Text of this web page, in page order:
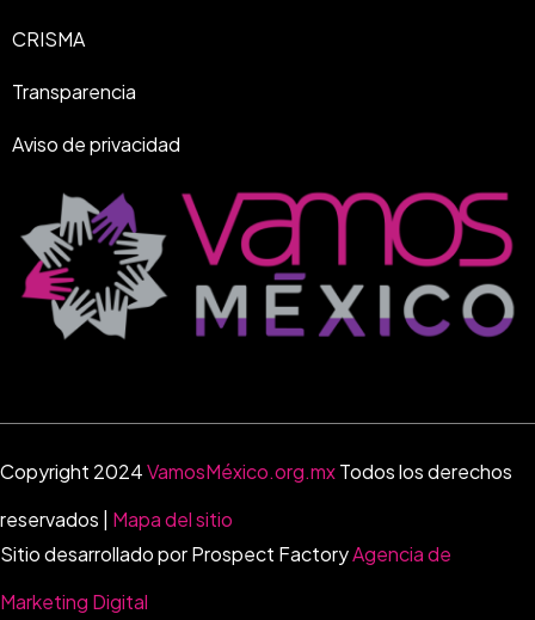
CRISMA
Transparencia
Aviso de privacidad
Copyright 2024VamosMéxico.org.mxTodos los derechos
reservados | Mapa del sitio
Sitio desarrollado por Prospect FactoryAgencia de
Marketing Digital